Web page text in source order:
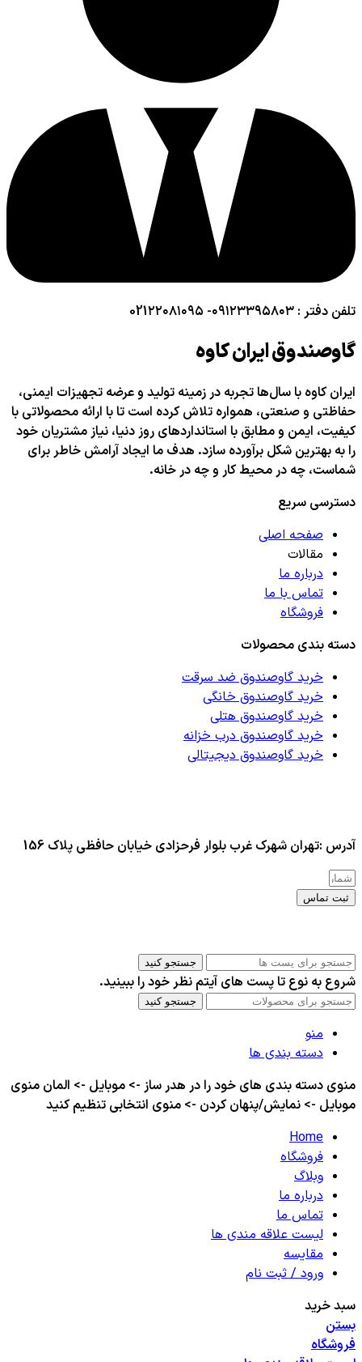
تلفن دفتر : ۰۹۱۲۳۳۹۵۸۰۳- 021۲۲۰۸۱۰۹۵
گاوصندوق ایران کاوه
ایران کاوه با سال‌ها تجربه در زمینه تولید و عرضه تجهیزات ایمنی،
حفاظتی و صنعتی، همواره تلاش کرده است تا با ارائه محصولاتی با
کیفیت، ایمن و مطابق با استانداردهای روز دنیا، نیاز مشتریان خود
را به بهترین شکل برآورده سازد. هدف ما ایجاد آرامش خاطر برای
شماست، چه در محیط کار و چه در خانه.
دسترسی سریع
صفحه اصلی
مقالات
درباره ما
تماس با ما
فروشگاه
دسته بندی محصولات
خرید گاوصندوق ضد سرقت
خرید گاوصندوق خانگی
خرید گاوصندوق هتلی
خرید گاوصندوق درب خزانه
خرید گاوصندوق دیجیتالی
آدرس :تهران شهرک غرب بلوار فرحزادی خیابان حافظی پلاک 156
ثبت تماس
جستجو کنید
شروع به نوع تا پست های آیتم نظر خود را ببینید.
جستجو کنید
منو
دسته بندی ها
منوی دسته بندی های خود را در هدر ساز -> موبایل -> المان منوی
موبایل -> نمایش/پنهان کردن -> منوی انتخابی تنظیم کنید
Home
فروشگاه
وبلاگ
درباره ما
تماس ما
لیست علاقه مندی ها
مقایسه
ورود / ثبت نام
سبد خرید
بستن
فروشگاه